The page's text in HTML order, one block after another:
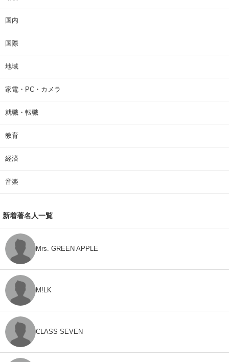
国内
国際
地域
家電・PC・カメラ
就職・転職
教育
経済
音楽
新着著名人一覧
Mrs. GREEN APPLE
M!LK
CLASS SEVEN